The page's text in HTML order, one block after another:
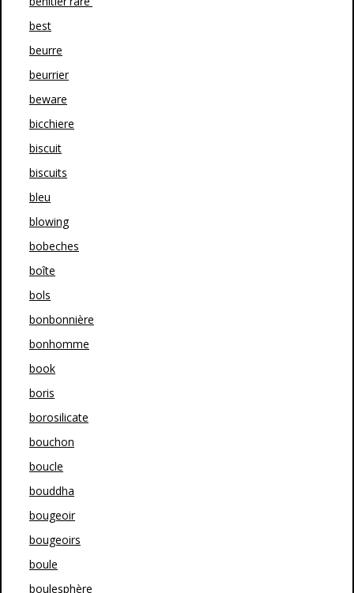
best
beurre
beurrier
beware
bicchiere
biscuit
biscuits
bleu
blowing
bobeches
boîte
bols
bonbonnière
bonhomme
book
boris
borosilicate
bouchon
boucle
bouddha
bougeoir
bougeoirs
boule
boulesphère